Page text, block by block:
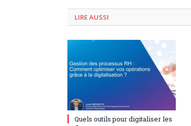
LIRE AUSSI
9 décembre 2024
Quels outils pour digitaliser les